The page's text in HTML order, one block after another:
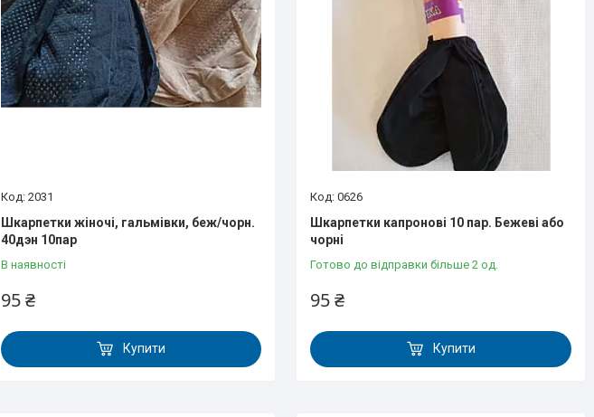
2031
Шкарпетки жіночі, гальмівки, беж/чорн.
40дэн 10пар
В наявності
95 ₴
Купити
0626
Шкарпетки капронові 10 пар. Бежеві або
чорні
Готово до відправки більше 2 од.
95 ₴
Купити